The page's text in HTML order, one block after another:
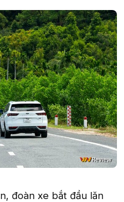
đoàn xe bắt đầu lăn